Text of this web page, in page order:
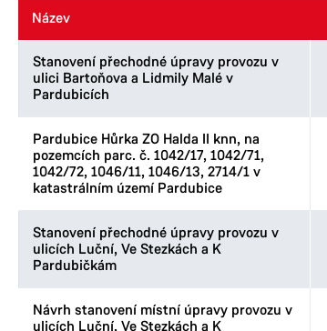
Název
Stanovení přechodné úpravy provozu v
ulici Bartoňova a Lidmily Malé v
Pardubicích
Pardubice Hůrka ZO Halda II knn, na
pozemcích parc. č. 1042/17, 1042/71,
1042/72, 1046/11, 1046/13, 2714/1 v
katastrálním území Pardubice
Stanovení přechodné úpravy provozu v
ulicích Luční, Ve Stezkách a K
Pardubičkám
Návrh stanovení místní úpravy provozu v
ulicích Luční, Ve Stezkách a K
Název